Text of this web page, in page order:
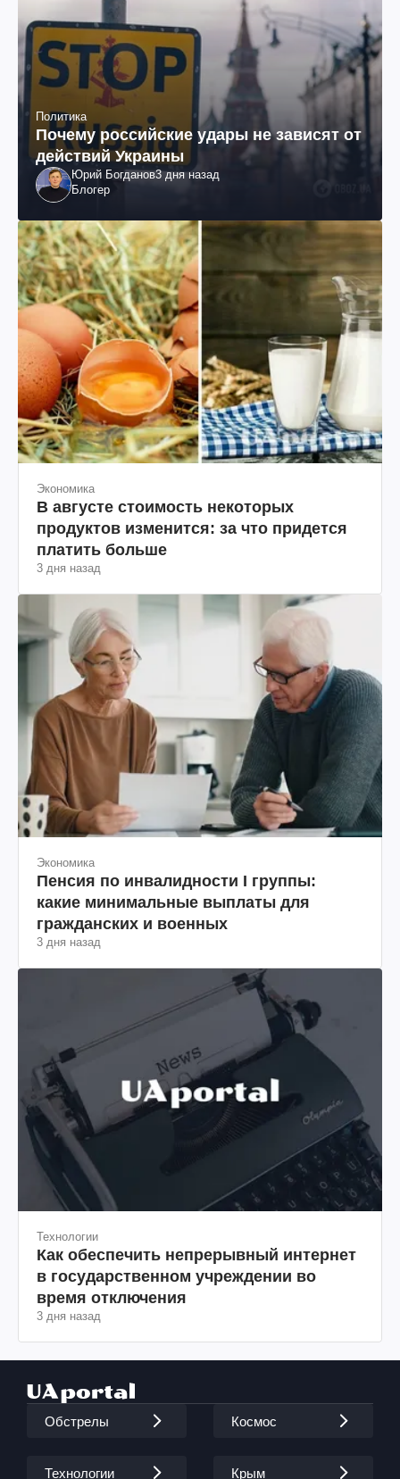
Политика
Почему российские удары не зависят от
действий Украины
Юрий Богданов3 дня назад
Блогер
Экономика
В августе стоимость некоторых
продуктов изменится: за что придется
платить больше
3 дня назад
Экономика
Пенсия по инвалидности I группы:
какие минимальные выплаты для
гражданских и военных
3 дня назад
Технологии
Как обеспечить непрерывный интернет
в государственном учреждении во
время отключения
3 дня назад
Обстрелы Космос
Технологии Крым